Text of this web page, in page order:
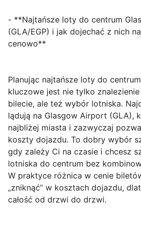
- **Najtańsze loty do centrum
(GLA/EGP) i jak dojechać z nich
cenowo**
Planując najtańsze loty do
kluczowe jest nie tylko
bilecie, ale też wybór lotniska.
lądują na Glasgow Airport (GLA),
najbliżej miasta i zazwyczaj
koszty dojazdu. To dobry wybór
gdy zależy Ci na czasie i chcesz
lotniska do centrum bez
W praktyce różnica w cenie
„zniknąć” w kosztach dojazdu,
całość od drzwi do drzwi.